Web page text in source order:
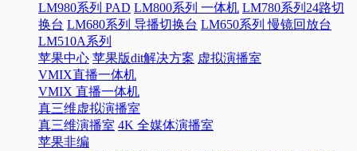
LM980系列 PAD LM800系列 一体机 LM780系列24路切
换台 LM680系列 导播切换台 LM650系列 慢镜回放台
LM510A系列
苹果中心 苹果版dit解决方案 虚拟演播室
VMIX直播一体机
VMIX 直播一体机
真三维虚拟演播室
真三维演播室 4K 全媒体演播室
苹果非编